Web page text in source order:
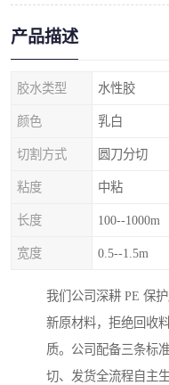
产品描述
胶水类型 水性胶
颜色 乳白
切割方式 圆刀分切
粘度 中粘
长度 100--1000m
宽度 0.5--1.5m
我们公司深耕 PE 保
新原材料，拒绝回收
质。公司配备三条标
切、发货全流程自主